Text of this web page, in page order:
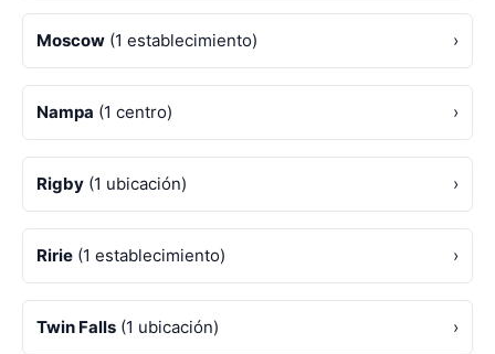
Moscow (1 establecimiento) ›
Nampa (1 centro) ›
Rigby (1 ubicación) ›
Ririe (1 establecimiento) ›
Twin Falls (1 ubicación) ›